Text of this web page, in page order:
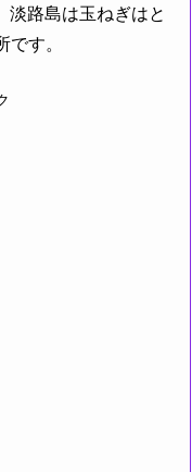
路島は玉ねぎはと
す。